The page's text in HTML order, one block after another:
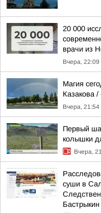
20 000
врачи из
Вчера, 22:09
Магия
Казакова
Вчера, 21:54
Первый
колышки
Вчера,
суши в
Бастрыкин